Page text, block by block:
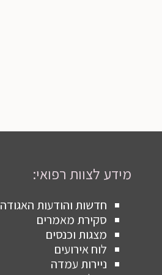
מידע לצוות רפואי:
חדשות והודעות האגודה
סקירת מאמרים
מצגות וכנסים
לוח אירועים
ניירות עמדה